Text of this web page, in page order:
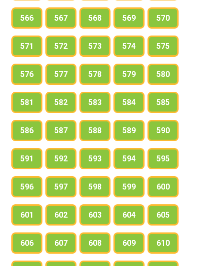
566 567 568 569 570
571 572 573 574 575
576 577 578 579 580
581 582 583 584 585
586 587 588 589 590
591 592 593 594 595
596 597 598 599 600
601 602 603 604 605
606 607 608 609 610